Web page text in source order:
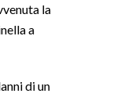
la
a
di un